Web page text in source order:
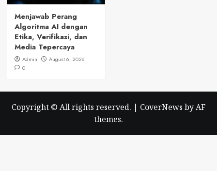
Menjawab Perang
Algoritma AI dengan
Etika, Verifikasi, dan
Media Tepercaya
Admin
August 6, 2026
0
Copyright © All rights reserved. | CoverNews by AF
themes.